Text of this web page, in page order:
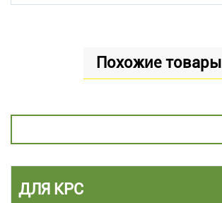
Похожие товары
ДЛЯ КРС